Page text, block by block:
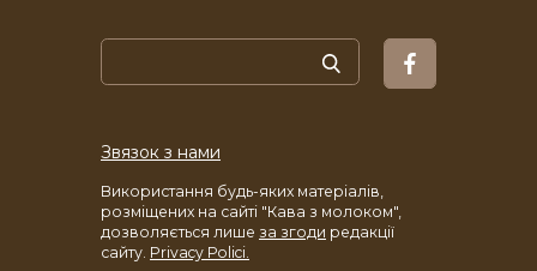
Звязок з нами
Використання будь-яких матеріалів,
розміщених на сайті "Кава з молоком",
дозволяється лише за згоди редакції
сайту. Privacy Polici.